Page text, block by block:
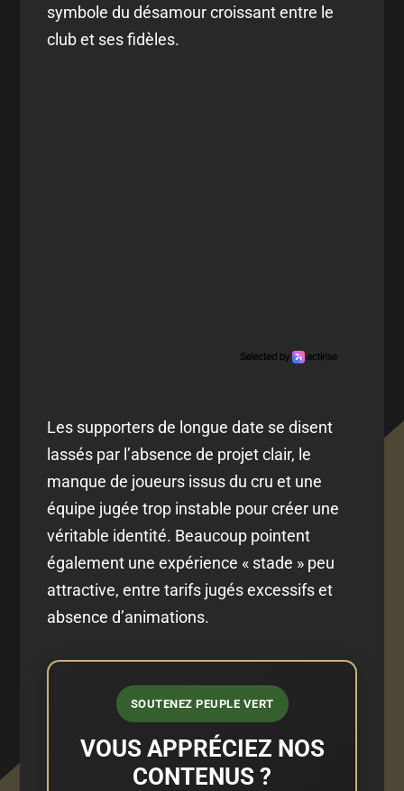
symbole du désamour croissant entre le
club et ses fidèles.
Les supporters de longue date se disent
lassés par l’absence de projet clair, le
manque de joueurs issus du cru et une
équipe jugée trop instable pour créer une
véritable identité. Beaucoup pointent
également une expérience « stade » peu
attractive, entre tarifs jugés excessifs et
absence d’animations.
SOUTENEZ PEUPLE VERT
VOUS APPRÉCIEZ NOS
CONTENUS ?